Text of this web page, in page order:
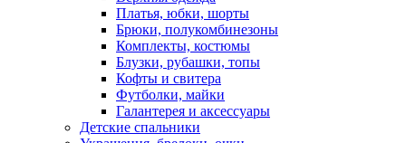
Платья, юбки, шорты
Брюки, полукомбинезоны
Комплекты, костюмы
Блузки, рубашки, топы
Кофты и свитера
Футболки, майки
Галантерея и аксессуары
Детские спальники